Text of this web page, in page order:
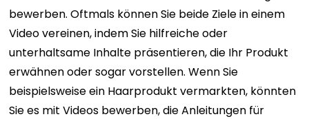
bewerben. Oftmals können Sie beide Ziele in einem
Video vereinen, indem Sie hilfreiche oder
unterhaltsame Inhalte präsentieren, die Ihr Produkt
erwähnen oder sogar vorstellen. Wenn Sie
beispielsweise ein Haarprodukt vermarkten, könnten
Sie es mit Videos bewerben, die Anleitungen für